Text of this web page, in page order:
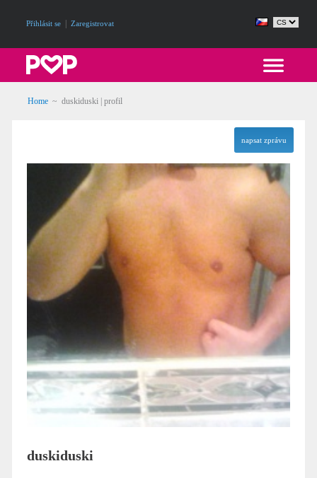
Přihlásit se Zaregistrovat
Home ~ duskiduski | profil
napsat zprávu
duskiduski